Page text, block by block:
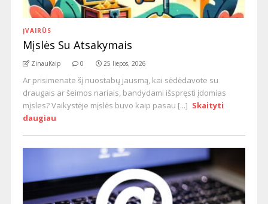
ĮVAIRŪS
Mįslės Su Atsakymais
ZinauKaip 0 25 liepos, 2026
Ar prisimenate šį nuostabų jausmą, kai sėdėdavote su
draugais ar šeimos nariais, bandydami išspręsti įdomias
mįsles? Vaikystėje mįslės buvo kaip pasau [...] Skaityti
daugiau